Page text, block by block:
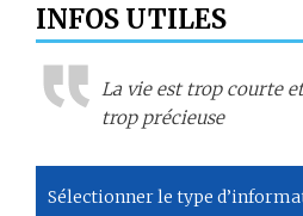
11
12
INFOS UTILES
La vie est trop courte
trop précieuse
Sélectionner le type